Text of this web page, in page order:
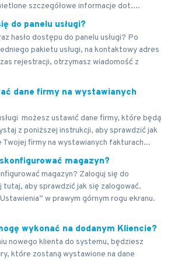
szczegółowe informacje dot....
do panelu usługi?
hasło dostępu do panelu usługi? Po
pakietu usługi, na kontaktowy adres
rejestracji, otrzymasz wiadomość z
dane firmy na wystawianych
możesz ustawić dane firmy, które będą
z poniższej instrukcji, aby sprawdzić jak
Twojej firmy na wystawianych fakturach...
magazyn?
magazyn? Zaloguj się do
tutaj, aby sprawdzić jak się zalogować.
w prawym górnym rogu ekranu.
wykonać na dodanym Kliencie?
nowego klienta do systemu, będziesz
które zostaną wystawione na dane